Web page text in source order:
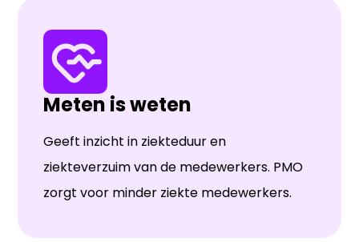
Meten is weten
Geeft inzicht in ziekteduur en
ziekteverzuim van de medewerkers. PMO
zorgt voor minder ziekte medewerkers.